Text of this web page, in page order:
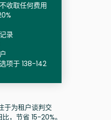
收取任何费用
录
项于 138-142
为租户谈判交
，节省 15-20%。